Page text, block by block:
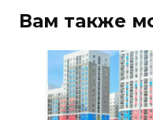
Вам также